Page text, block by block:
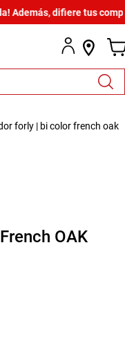
difiere tus compras
forly | bi color french oak
OAK